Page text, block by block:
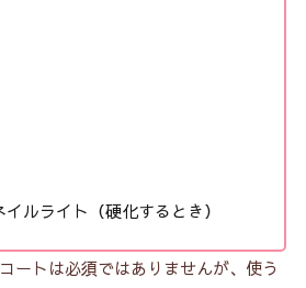
ルライト（硬化するとき）
ートは必須ではありませんが、使う